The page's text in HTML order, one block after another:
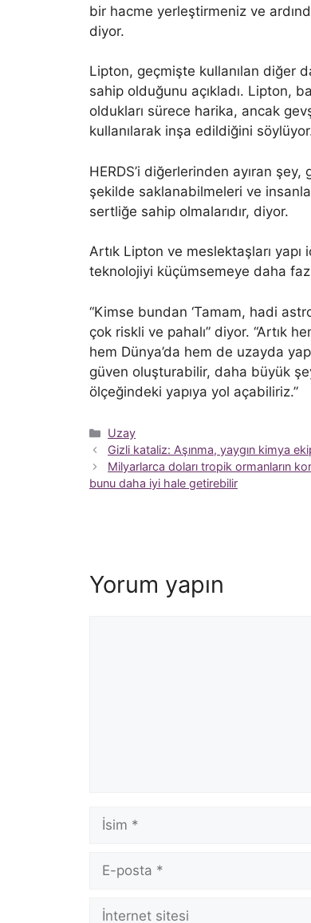
bir hacme yerleştirmeniz ve
diyor.
Lipton, geçmişte kullanılan diğer
sahip olduğunu açıkladı. Lipton,
oldukları sürece harika, ancak
kullanılarak inşa edildiğini
HERDS’i diğerlerinden ayıran
şekilde saklanabilmeleri ve
sertliğe sahip olmalarıdır, diyor.
Artık Lipton ve meslektaşları
teknolojiyi küçümsemeye daha
“Kimse bundan ‘Tamam, hadi
çok riskli ve pahalı” diyor. “Artık
hem Dünya’da hem de uzayda
güven oluşturabilir, daha büyük
ölçeğindeki yapıya yol açabiliriz.”
Kategoriler
Uzay
Gizli kataliz: Aşınma, yaygın kimya
Milyarlarca doları tropik ormanların
bunu daha iyi hale getirebilir
Yorum yapın
İsim
posta
İnternet